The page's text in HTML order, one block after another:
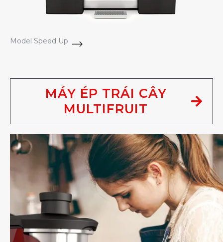
Model Speed Up
MÁY ÉP TRÁI CÂY
MULTIFRUIT